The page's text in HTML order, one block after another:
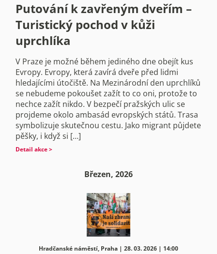
Putování k zavřeným dveřím –
Turistický pochod v kůži
uprchlíka
V Praze je možné během jediného dne obejít kus
Evropy. Evropy, která zavírá dveře před lidmi
hledajícími útočiště. Na Mezinárodní den uprchlíků
se nebudeme pokoušet zažít to co oni, protože to
nechce zažít nikdo. V bezpečí pražských ulic se
projdeme okolo ambasád evropských států. Trasa
symbolizuje skutečnou cestu. Jako migrant půjdete
pěšky, i když si […]
Detail akce >
Březen, 2026
Hradčanské náměstí, Praha | 28. 03. 2026 | 14:00